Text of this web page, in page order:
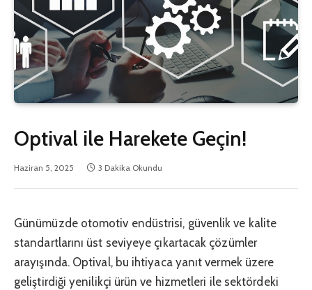
Optival ile Harekete Geçin!
Haziran 5, 2025 3 Dakika Okundu
Günümüzde otomotiv endüstrisi, güvenlik ve kalite
standartlarını üst seviyeye çıkartacak çözümler
arayışında. Optival, bu ihtiyaca yanıt vermek üzere
geliştirdiği yenilikçi ürün ve hizmetleri ile sektördeki